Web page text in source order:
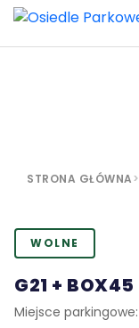
STRONA GŁÓWNA>
WOLNE
G21 + BOX45
Miejsce parkingowe: